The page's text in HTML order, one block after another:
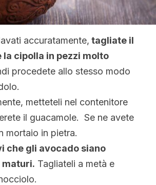
accuratamente, tagliate il
la cipolla in pezzi molto
procedete allo stesso modo
metteteli nel contenitore
il guacamole. Se ne avete
mortaio in pietra.
che gli avocado siano
maturi. Tagliateli a metà e